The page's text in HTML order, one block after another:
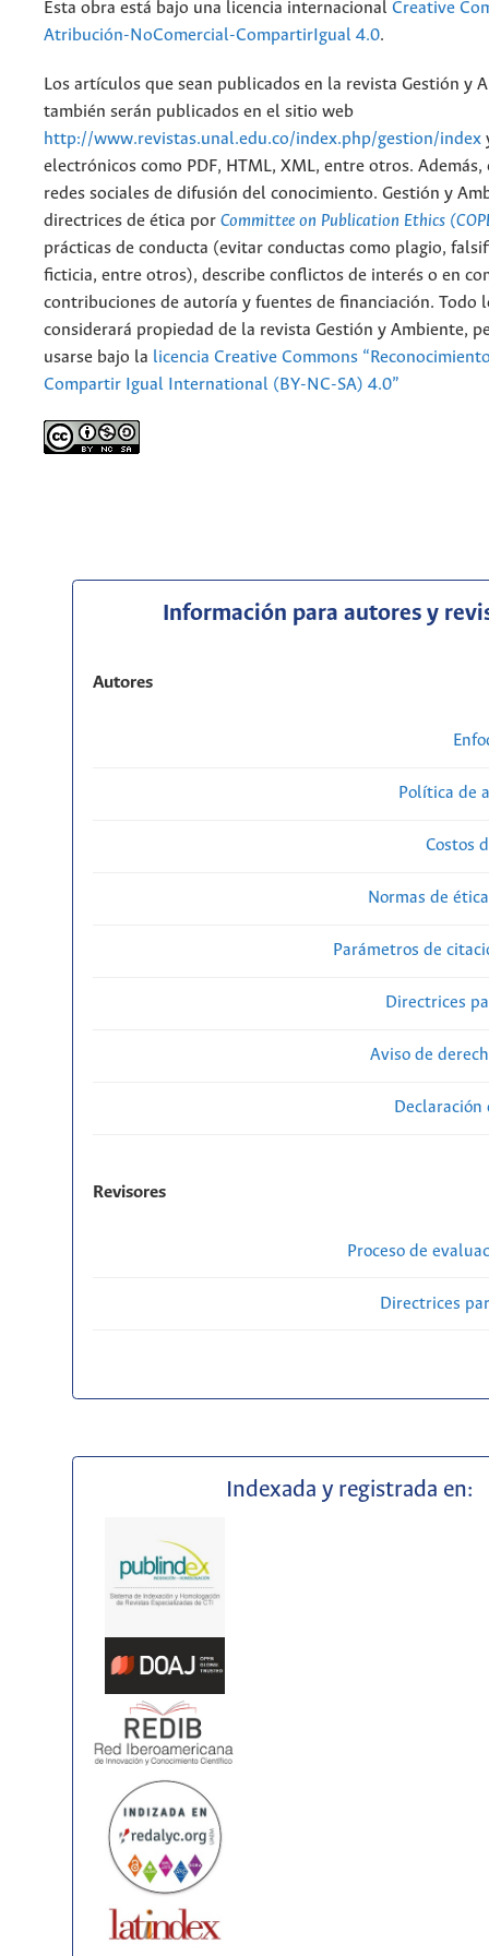
Esta obra está bajo una licencia internacional Creative
Atribución-NoComercial-CompartirIgual 4.0.
Los artículos que sean publicados en la revista Gestión y
también serán publicados en el sitio web
http://www.revistas.unal.edu.co/index.php/gestion/index
electrónicos como PDF, HTML, XML, entre otros.
redes sociales de difusión del conocimiento. Gestión y
directrices de ética por Committee on Publication Ethics
prácticas de conducta (evitar conductas como plagio,
ficticia, entre otros), describe conflictos de interés o en
contribuciones de autoría y fuentes de financiación. Todo
considerará propiedad de la revista Gestión y Ambiente,
usarse bajo la licencia Creative Commons
Compartir Igual International (BY-NC-SA) 4.0”
Información para autores y
Autores
Política de
Costos
Normas de
Parámetros de
Directrices
Aviso de
Revisores
Proceso de
Directrices
Indexada y registrada en: